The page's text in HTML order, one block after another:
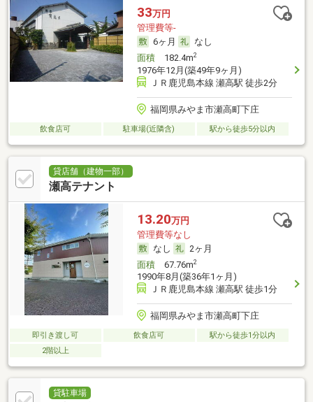
33万円
管理費等-
6ヶ月
なし
面積182.4m2
1976年12月(築49年9ヶ月)
ＪＲ鹿児島本線 瀬高駅 徒歩2分
福岡県みやま市瀬高町下庄
飲食店可 駐車場(近隣含) 駅から徒歩5分以内
貸店舗（建物一部）
瀬高テナント
13.20万円
管理費等なし
なし
2ヶ月
面積67.76m2
1990年8月(築36年1ヶ月)
ＪＲ鹿児島本線 瀬高駅 徒歩1分
福岡県みやま市瀬高町下庄
即引き渡し可 飲食店可
駅から徒歩1分以内
2階以上
貸駐車場